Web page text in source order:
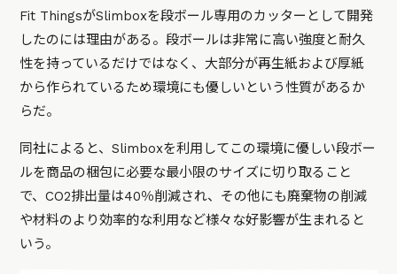
Fit ThingsがSlimboxを段ボール専用のカッターとして開発
したのには理由がある。段ボールは非常に高い強度と耐久
性を持っているだけではなく、大部分が再生紙および厚紙
から作られているため環境にも優しいという性質があるか
らだ。
同社によると、Slimboxを利用してこの環境に優しい段ボー
ルを商品の梱包に必要な最小限のサイズに切り取ること
で、CO2排出量は40％削減され、その他にも廃棄物の削減
や材料のより効率的な利用など様々な好影響が生まれると
いう。